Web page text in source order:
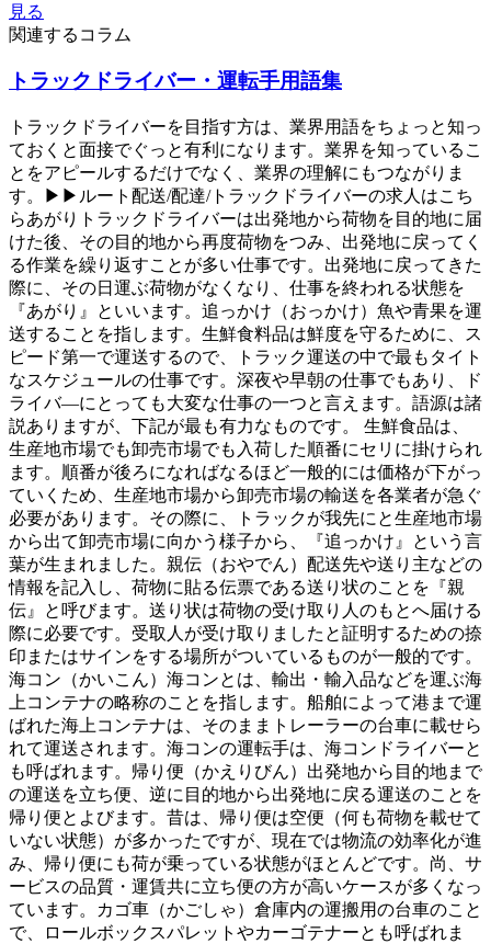
見る
関連するコラム
トラックドライバー・運転手用語集
トラックドライバーを目指す方は、業界用語をちょっと知っ
ておくと面接でぐっと有利になります。業界を知っているこ
とをアピールするだけでなく、業界の理解にもつながりま
す。▶▶ルート配送/配達/トラックドライバーの求人はこち
らあがりトラックドライバーは出発地から荷物を目的地に届
けた後、その目的地から再度荷物をつみ、出発地に戻ってく
る作業を繰り返すことが多い仕事です。出発地に戻ってきた
際に、その日運ぶ荷物がなくなり、仕事を終われる状態を
『あがり』といいます。追っかけ（おっかけ）魚や青果を運
送することを指します。生鮮食料品は鮮度を守るために、ス
ピード第一で運送するので、トラック運送の中で最もタイト
なスケジュールの仕事です。深夜や早朝の仕事でもあり、ド
ライバ―にとっても大変な仕事の一つと言えます。語源は諸
説ありますが、下記が最も有力なものです。 生鮮食品は、
生産地市場でも卸売市場でも入荷した順番にセリに掛けられ
ます。順番が後ろになればなるほど一般的には価格が下がっ
ていくため、生産地市場から卸売市場の輸送を各業者が急ぐ
必要があります。その際に、トラックが我先にと生産地市場
から出て卸売市場に向かう様子から、『追っかけ』という言
葉が生まれました。親伝（おやでん）配送先や送り主などの
情報を記入し、荷物に貼る伝票である送り状のことを『親
伝』と呼びます。送り状は荷物の受け取り人のもとへ届ける
際に必要です。受取人が受け取りましたと証明するための捺
印またはサインをする場所がついているものが一般的です。
海コン（かいこん）海コンとは、輸出・輸入品などを運ぶ海
上コンテナの略称のことを指します。船舶によって港まで運
ばれた海上コンテナは、そのままトレーラーの台車に載せら
れて運送されます。海コンの運転手は、海コンドライバーと
も呼ばれます。帰り便（かえりびん）出発地から目的地まで
の運送を立ち便、逆に目的地から出発地に戻る運送のことを
帰り便とよびます。昔は、帰り便は空便（何も荷物を載せて
いない状態）が多かったですが、現在では物流の効率化が進
み、帰り便にも荷が乗っている状態がほとんどです。尚、サ
ービスの品質・運賃共に立ち便の方が高いケースが多くなっ
ています。カゴ車（かごしゃ）倉庫内の運搬用の台車のこと
で、ロールボックスパレットやカーゴテナーとも呼ばれま